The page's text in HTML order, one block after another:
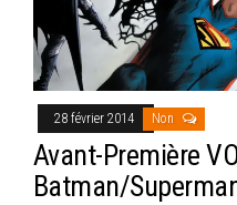
28 février 2014 Non
Avant-Première
Batman/